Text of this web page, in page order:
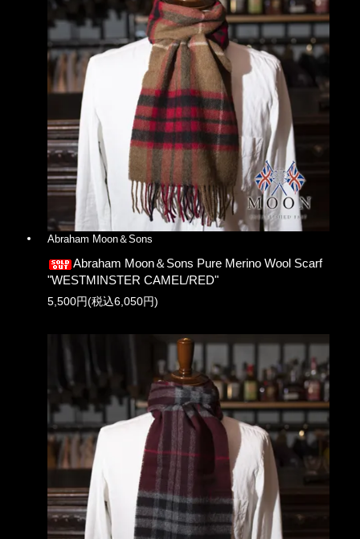
Abraham Moon＆Sons
Abraham Moon＆Sons Pure Merino Wool Scarf
"WESTMINSTER CAMEL/RED"
5,500円(税込6,050円)